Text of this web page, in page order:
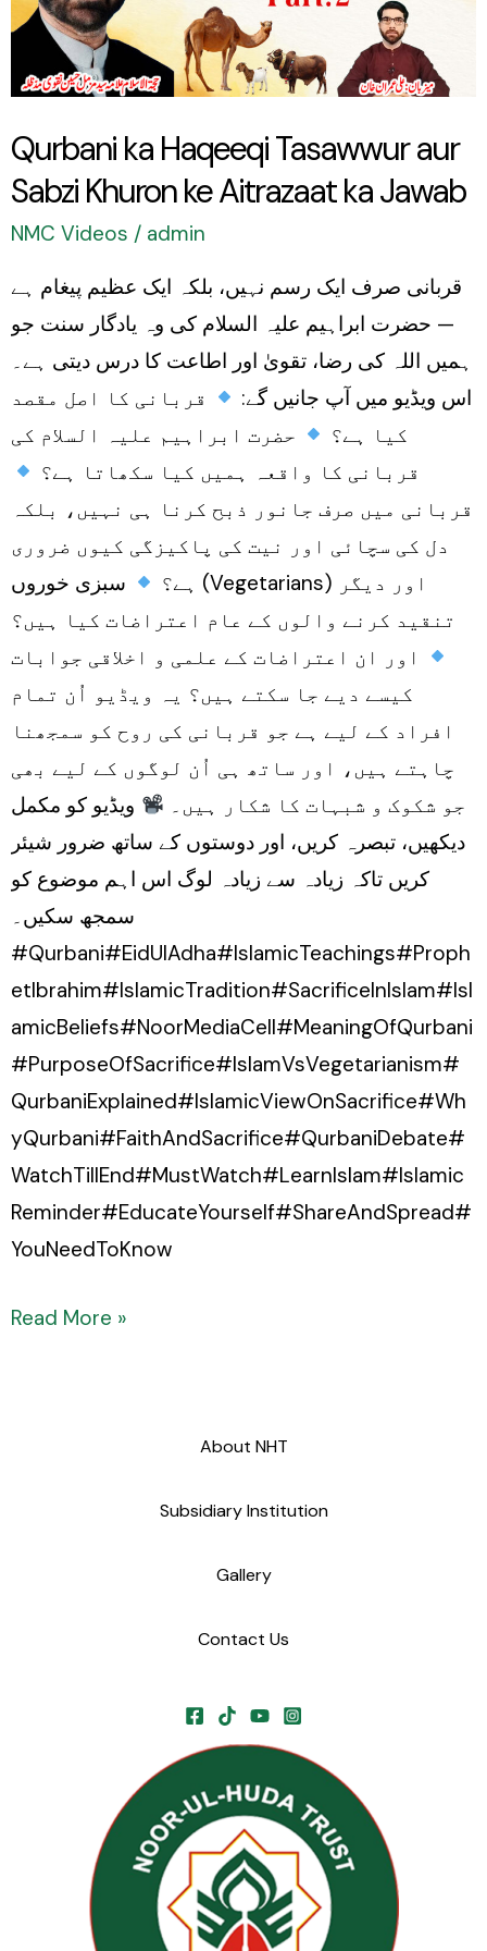
Qurbani ka Haqeeqi Tasawwur aur
Sabzi Khuron ke Aitrazaat ka Jawab
NMC Videos / admin
قربانی صرف ایک رسم نہیں، بلکہ ایک عظیم پیغام ہے
— حضرت ابراہیم علیہ السلام کی وہ یادگار سنت جو
ہمیں اللہ کی رضا، تقویٰ اور اطاعت کا درس دیتی ہے۔
اس ویڈیو میں آپ جانیں گے:
قربانی کا اصل مقصد
کیا ہے؟
حضرت ابراہیم علیہ السلام کی
قربانی کا واقعہ ہمیں کیا سکھاتا ہے؟
قربانی میں صرف جانور ذبح کرنا ہی نہیں، بلکہ
دل کی سچائی اور نیت کی پاکیزگی کیوں ضروری
ہے؟
سبزی خوروں (Vegetarians) اور دیگر
تنقید کرنے والوں کے عام اعتراضات کیا ہیں؟
اور ان اعتراضات کے علمی و اخلاقی جوابات
کیسے دیے جا سکتے ہیں؟ یہ ویڈیو اُن تمام
افراد کے لیے ہے جو قربانی کی روح کو سمجھنا
چاہتے ہیں، اور ساتھ ہی اُن لوگوں کے لیے بھی
جو شکوک و شبہات کا شکار ہیں۔
ویڈیو کو مکمل
دیکھیں، تبصرہ کریں، اور دوستوں کے ساتھ ضرور شیئر
کریں تاکہ زیادہ سے زیادہ لوگ اس اہم موضوع کو
سمجھ سکیں۔
#Qurbani#EidUlAdha#IslamicTeachings#Proph
etIbrahim#IslamicTradition#SacrificeInIslam#Isl
amicBeliefs#NoorMediaCell#MeaningOfQurbani
#PurposeOfSacrifice#IslamVsVegetarianism#
QurbaniExplained#IslamicViewOnSacrifice#Wh
yQurbani#FaithAndSacrifice#QurbaniDebate#
WatchTillEnd#MustWatch#LearnIslam#Islamic
Reminder#EducateYourself#ShareAndSpread#
YouNeedToKnow
Sabzi
Khuron
Aitrazaat
ka
Jawab
Read More »
About NHT
Subsidiary Institution
Gallery
Contact Us